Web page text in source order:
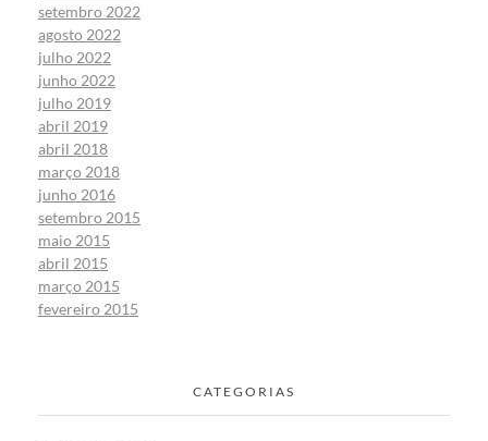
setembro 2022
agosto 2022
julho 2022
junho 2022
julho 2019
abril 2019
abril 2018
março 2018
junho 2016
setembro 2015
maio 2015
abril 2015
março 2015
fevereiro 2015
CATEGORIAS